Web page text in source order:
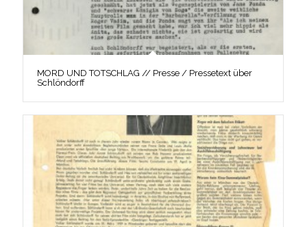
MORD UND TOTSCHLAG // Presse / Pressetext über
Schlöndorff